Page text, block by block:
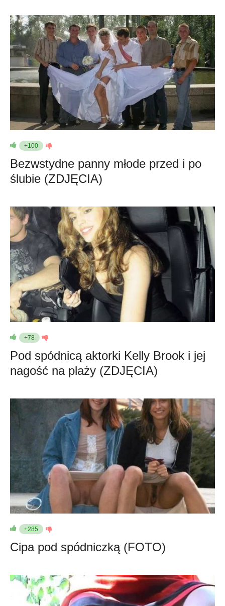
+100
Bezwstydne panny młode przed i po
ślubie (ZDJĘCIA)
+78
Pod spódnicą aktorki Kelly Brook i jej
nagość na plaży (ZDJĘCIA)
+285
Cipa pod spódniczką (FOTO)